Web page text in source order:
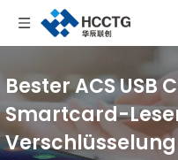
Bester ACS USB
Smartcard-
Verschlüsselung